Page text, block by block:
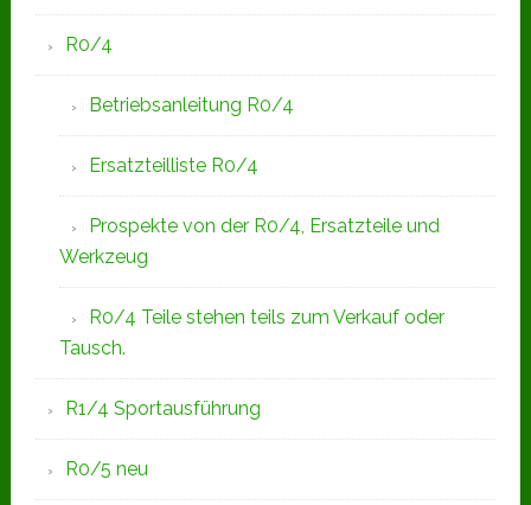
R0/4
Betriebsanleitung R0/4
Ersatzteilliste R0/4
Prospekte von der R0/4, Ersatzteile und
Werkzeug
R0/4 Teile stehen teils zum Verkauf oder
Tausch.
R1/4 Sportausführung
R0/5 neu